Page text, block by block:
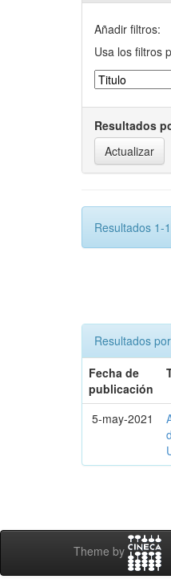
Añadir filtros:
Usa los filtros
Resultados
Resultados 1-
Resultados
Fecha de
publicación
5-may-2021
Theme by